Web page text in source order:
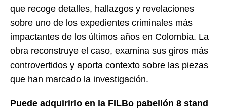
que recoge detalles, hallazgos y revelaciones
sobre uno de los expedientes criminales más
impactantes de los últimos años en Colombia. La
obra reconstruye el caso, examina sus giros más
controvertidos y aporta contexto sobre las piezas
que han marcado la investigación.
Puede adquirirlo en la FILBo pabellón 8 stand